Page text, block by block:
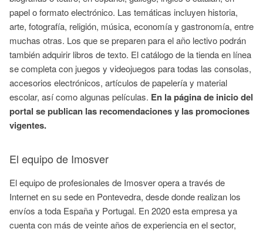
papel o formato electrónico. Las temáticas incluyen historia,
arte, fotografía, religión, música, economía y gastronomía, entre
muchas otras. Los que se preparen para el año lectivo podrán
también adquirir libros de texto. El catálogo de la tienda en línea
se completa con juegos y videojuegos para todas las consolas,
accesorios electrónicos, artículos de papelería y material
escolar, así como algunas películas. En la página de inicio del
portal se publican las recomendaciones y las promociones
vigentes.
El equipo de Imosver
El equipo de profesionales de Imosver opera a través de
Internet en su sede en Pontevedra, desde donde realizan los
envíos a toda España y Portugal. En 2020 esta empresa ya
cuenta con más de veinte años de experiencia en el sector,